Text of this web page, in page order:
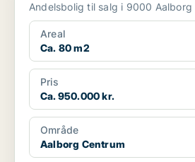
Areal
Ca. 80 m2
Pris
Ca. 950.000 kr.
Område
Aalborg Centrum